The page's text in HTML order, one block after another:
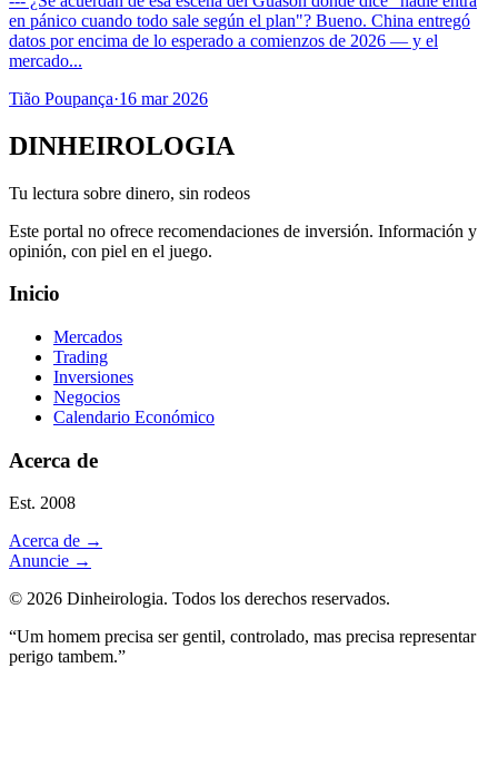
en pánico cuando todo sale según el plan"? Bueno. China entregó
datos por encima de lo esperado a comienzos de 2026 — y el
mercado...
Tião Poupança·16 mar 2026
DINHEIROLOGIA
Tu lectura sobre dinero, sin rodeos
Este portal no ofrece recomendaciones de inversión. Información y
opinión, con piel en el juego.
Inicio
Mercados
Trading
Inversiones
Negocios
Calendario Económico
Acerca de
Est. 2008
Acerca de →
Anuncie →
© 2026 Dinheirologia. Todos los derechos reservados.
“Um homem precisa ser gentil, controlado, mas precisa representar
perigo tambem.”